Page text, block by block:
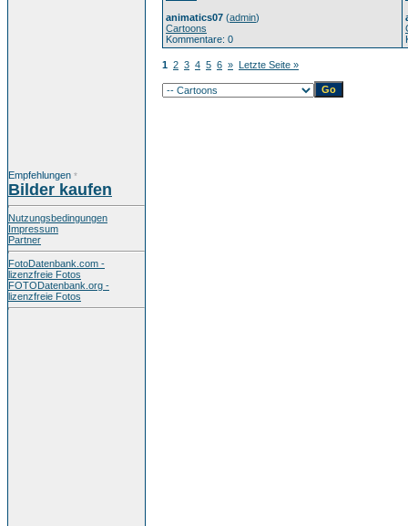
Empfehlungen *
Bilder kaufen
Nutzungsbedingungen
Impressum
Partner
FotoDatenbank.com -
lizenzfreie Fotos
FOTODatenbank.org -
lizenzfreie Fotos
animatics07 (admin)
Cartoons
Kommentare: 0
1 2 3 4 5 6 » Letzte Seite »